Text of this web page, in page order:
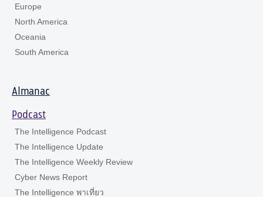
Europe
North America
Oceania
South America
Almanac
Podcast
The Intelligence Podcast
The Intelligence Update
The Intelligence Weekly Review
Cyber News Report
The Intelligence พาเที่ยว